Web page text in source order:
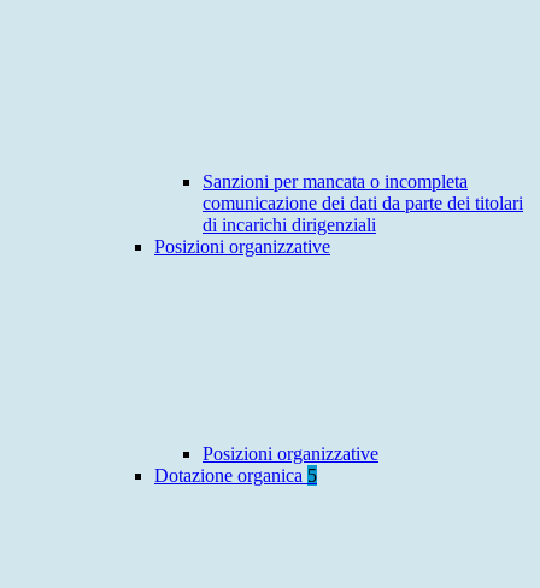
Sanzioni per mancata o incompleta
comunicazione dei dati da parte dei titolari
di incarichi dirigenziali
Posizioni organizzative
Posizioni organizzative
Dotazione organica 5